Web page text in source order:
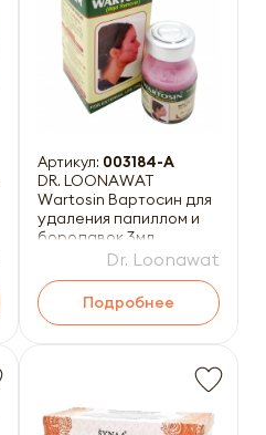
Артикул: 003184-A
DR. LOONAWAT
Wartosin Вартосин для
удаления папиллом и
бородавок 3мл
Dr. Loonawat
Подробнее